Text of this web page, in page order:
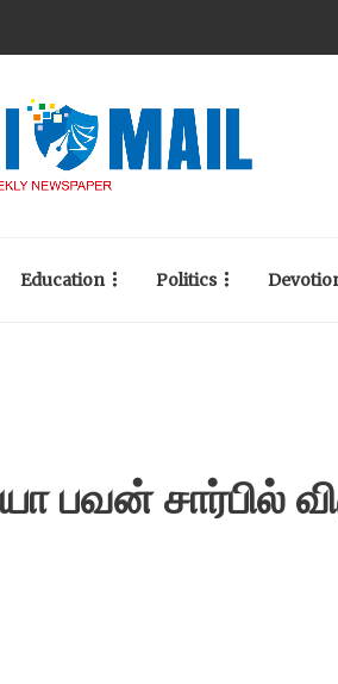
Education Politics
பவன் சார்பில்